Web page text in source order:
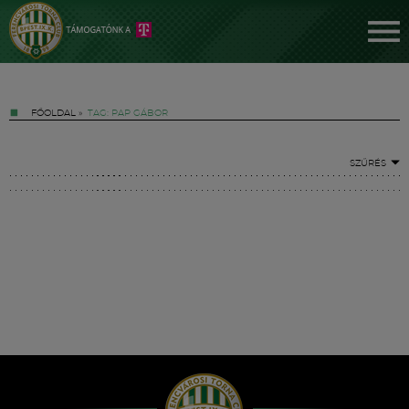
FŐOLDAL » TAG: PAP GÁBOR
SZŰRÉS
Hírek